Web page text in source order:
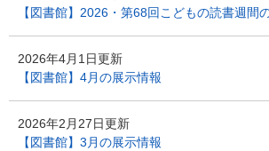
【図書館】2026・第68回こどもの読書週間
2026年4月1日更新
【図書館】4月の展示情報
2026年2月27日更新
【図書館】3月の展示情報